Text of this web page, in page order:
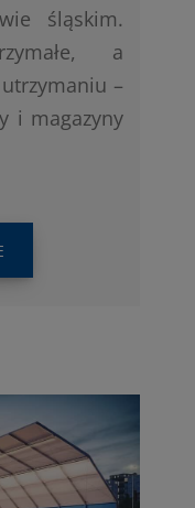
śląskim.
a
–
i magazyny